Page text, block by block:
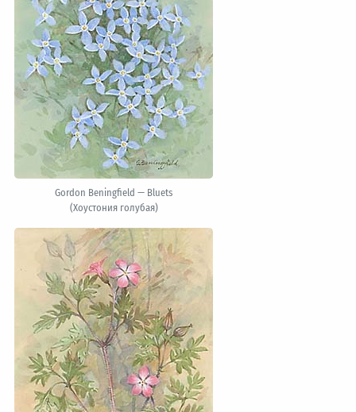
Gordon Beningfield — Bluets
(Хоустония голубая)